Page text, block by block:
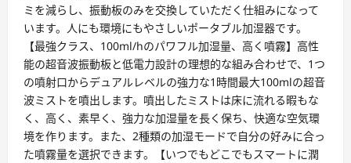
ミを減らし、振動板のみを交換していただく仕組みになって
います。人にも環境にもやさしいポータブル加湿器です。
【最強クラス、100ml/hのパワフル加湿量、高く噴霧】高性
能の超音波振動板と低電力設計の理想的な組み合わせで、1つ
の噴射口からデュアルレベルの強力な1時間最大100mlの超音
波ミストを噴出します。噴出したミストは床に流れる暇もな
く、高く、素早く、強力な加湿量を長く保ち、快適な空気環
境を作ります。また、2種類の加湿モードで自分の好みに合っ
た噴霧量を選択できます。【いつでもどこでもスマートに潤